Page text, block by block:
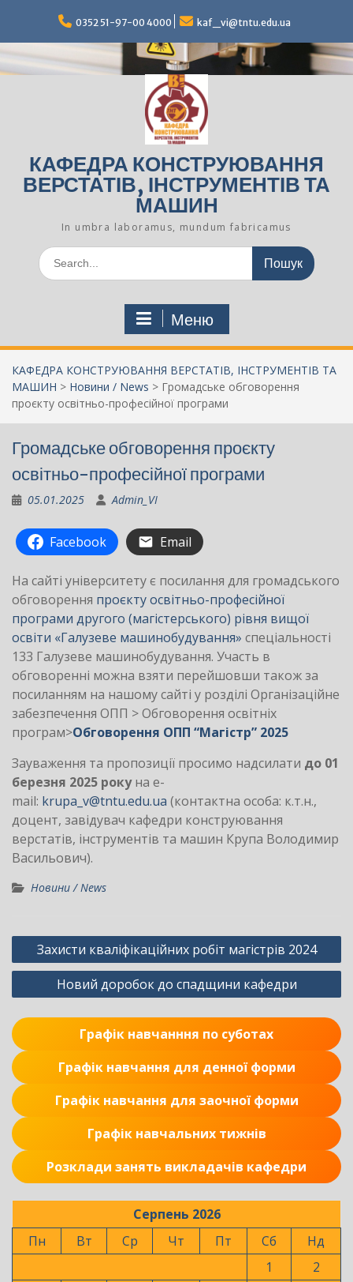
вмісту
0352 51-97-00 4000 kaf_vi@tntu.edu.ua
КАФЕДРА КОНСТРУЮВАННЯ
ВЕРСТАТІВ, ІНСТРУМЕНТІВ ТА
МАШИН
In umbra laboramus, mundum fabricamus
Шукати:
Меню
КАФЕДРА КОНСТРУЮВАННЯ ВЕРСТАТІВ, ІНСТРУМЕНТІВ ТА
МАШИН > Новини / News > Громадське обговорення
проєкту освітньо-професійної програми
Громадське обговорення проєкту
освітньо-професійної програми
05.01.2025 Admin_VI
Facebook Email
На сайті університету є посилання для громадського
обговорення проєкту освітньо-професійної
програми другого (магістерського) рівня вищої
освіти «Галузеве машинобудування» спеціальності
133 Галузеве машинобудування. Участь в
обговоренні можна взяти перейшовши також за
посиланням на нашому сайті у розділі Організаційне
забезпечення ОПП > Обговорення освітніх
програм>Обговорення ОПП “Магістр” 2025
Зауваження та пропозиції просимо надсилати до 01
березня 2025 рокуна e-
mail: krupa_v@tntu.edu.ua (контактна особа: к.т.н.,
доцент, завідувач кафедри конструювання
верстатів, інструментів та машин Крупа Володимир
Васильович).
Новини / News
Навігація
записів
Захисти кваліфікаційних робіт магістрів 2024
Новий доробок до спадщини кафедри
Графік навчанння по суботах
Графік навчання для денної форми
Графік навчання для заочної форми
Графік навчальних тижнів
Розклади занять викладачів кафедри
Серпень 2026
Пн
Вт Ср Чт Пт Сб
Нд
1
2